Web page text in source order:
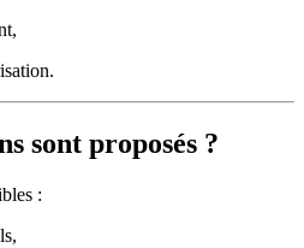
sont proposés ?
: